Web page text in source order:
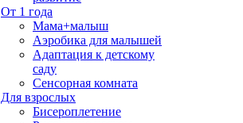
От 1 года
Мама+малыш
Аэробика для малышей
Адаптация к детскому
саду
Сенсорная комната
Для взрослых
Бисероплетение